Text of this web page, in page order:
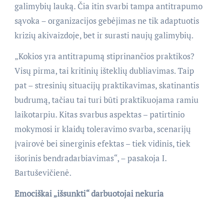
galimybių lauką. Čia itin svarbi tampa antitrapumo
sąvoka – organizacijos gebėjimas ne tik adaptuotis
krizių akivaizdoje, bet ir surasti naujų galimybių.
„Kokios yra antitrapumą stiprinančios praktikos?
Visų pirma, tai kritinių išteklių dubliavimas. Taip
pat – stresinių situacijų praktikavimas, skatinantis
budrumą, tačiau tai turi būti praktikuojama ramiu
laikotarpiu. Kitas svarbus aspektas – patirtinio
mokymosi ir klaidų toleravimo svarba, scenarijų
įvairovė bei sinerginis efektas – tiek vidinis, tiek
išorinis bendradarbiavimas“, – pasakoja I.
Bartuševičienė.
Emociškai „išsunkti“ darbuotojai nekuria